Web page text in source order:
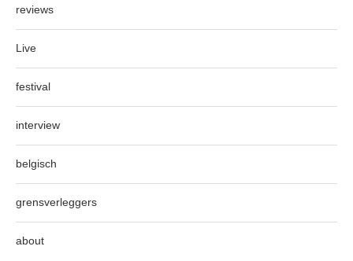
reviews
Live
festival
interview
belgisch
grensverleggers
about